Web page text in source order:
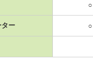
○
ター ○